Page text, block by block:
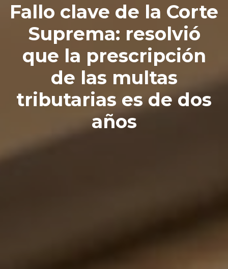
Fallo clave de la Corte
Suprema: resolvió
que la prescripción
de las multas
tributarias es de dos
años